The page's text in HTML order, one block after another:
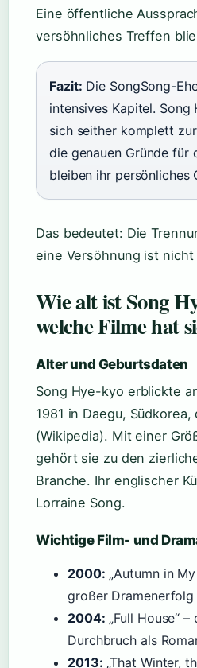
Eine öffentliche
versöhnliches Treffen
Fazit: Die SongSong-
intensives Kapitel. Song
sich seither komplett
die genauen Gründe für
bleiben ihr persönliches
Das bedeutet: Die
eine Versöhnung ist nicht
Wie alt ist Song
welche Filme hat
Alter und Geburtsdaten
Song Hye-kyo erblickte
1981 in Daegu,
(Wikipedia). Mit einer
gehört sie zu den
Branche. Ihr englischer
Lorraine Song.
Wichtige Film- und
2000: „Autumn in
großer Dramenerfolg
2004: „Full House“
Durchbruch als
2013: „That Winter,